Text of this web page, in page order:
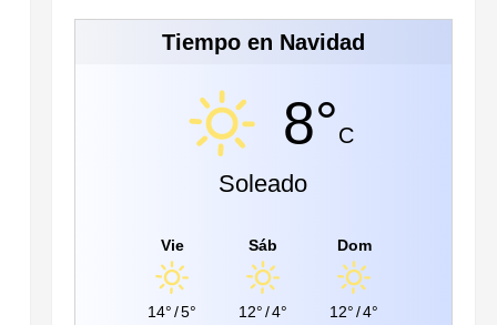
Tiempo en Navidad
8°C
Soleado
Vie
14° /5°
Sáb
12° /4°
Dom
12° /4°